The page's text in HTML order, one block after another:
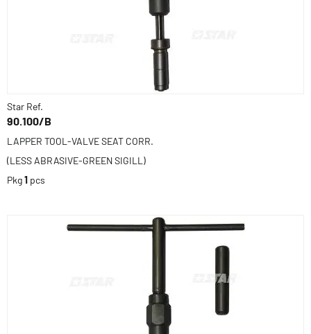
Star Ref.
90.100/B
LAPPER TOOL-VALVE SEAT CORR.
(LESS ABRASIVE-GREEN SIGILL)
Pkg1 pcs